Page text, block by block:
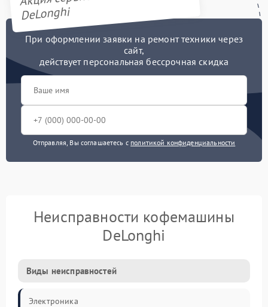
DeLonghi
При оформлении заявки на ремонт техники через
сайт,
действует персональная бессрочная скидка
Отправляя, Вы соглашаетесь с политикой конфиденциальности
Неисправности кофемашины
DeLonghi
Виды неисправностей
Электроника